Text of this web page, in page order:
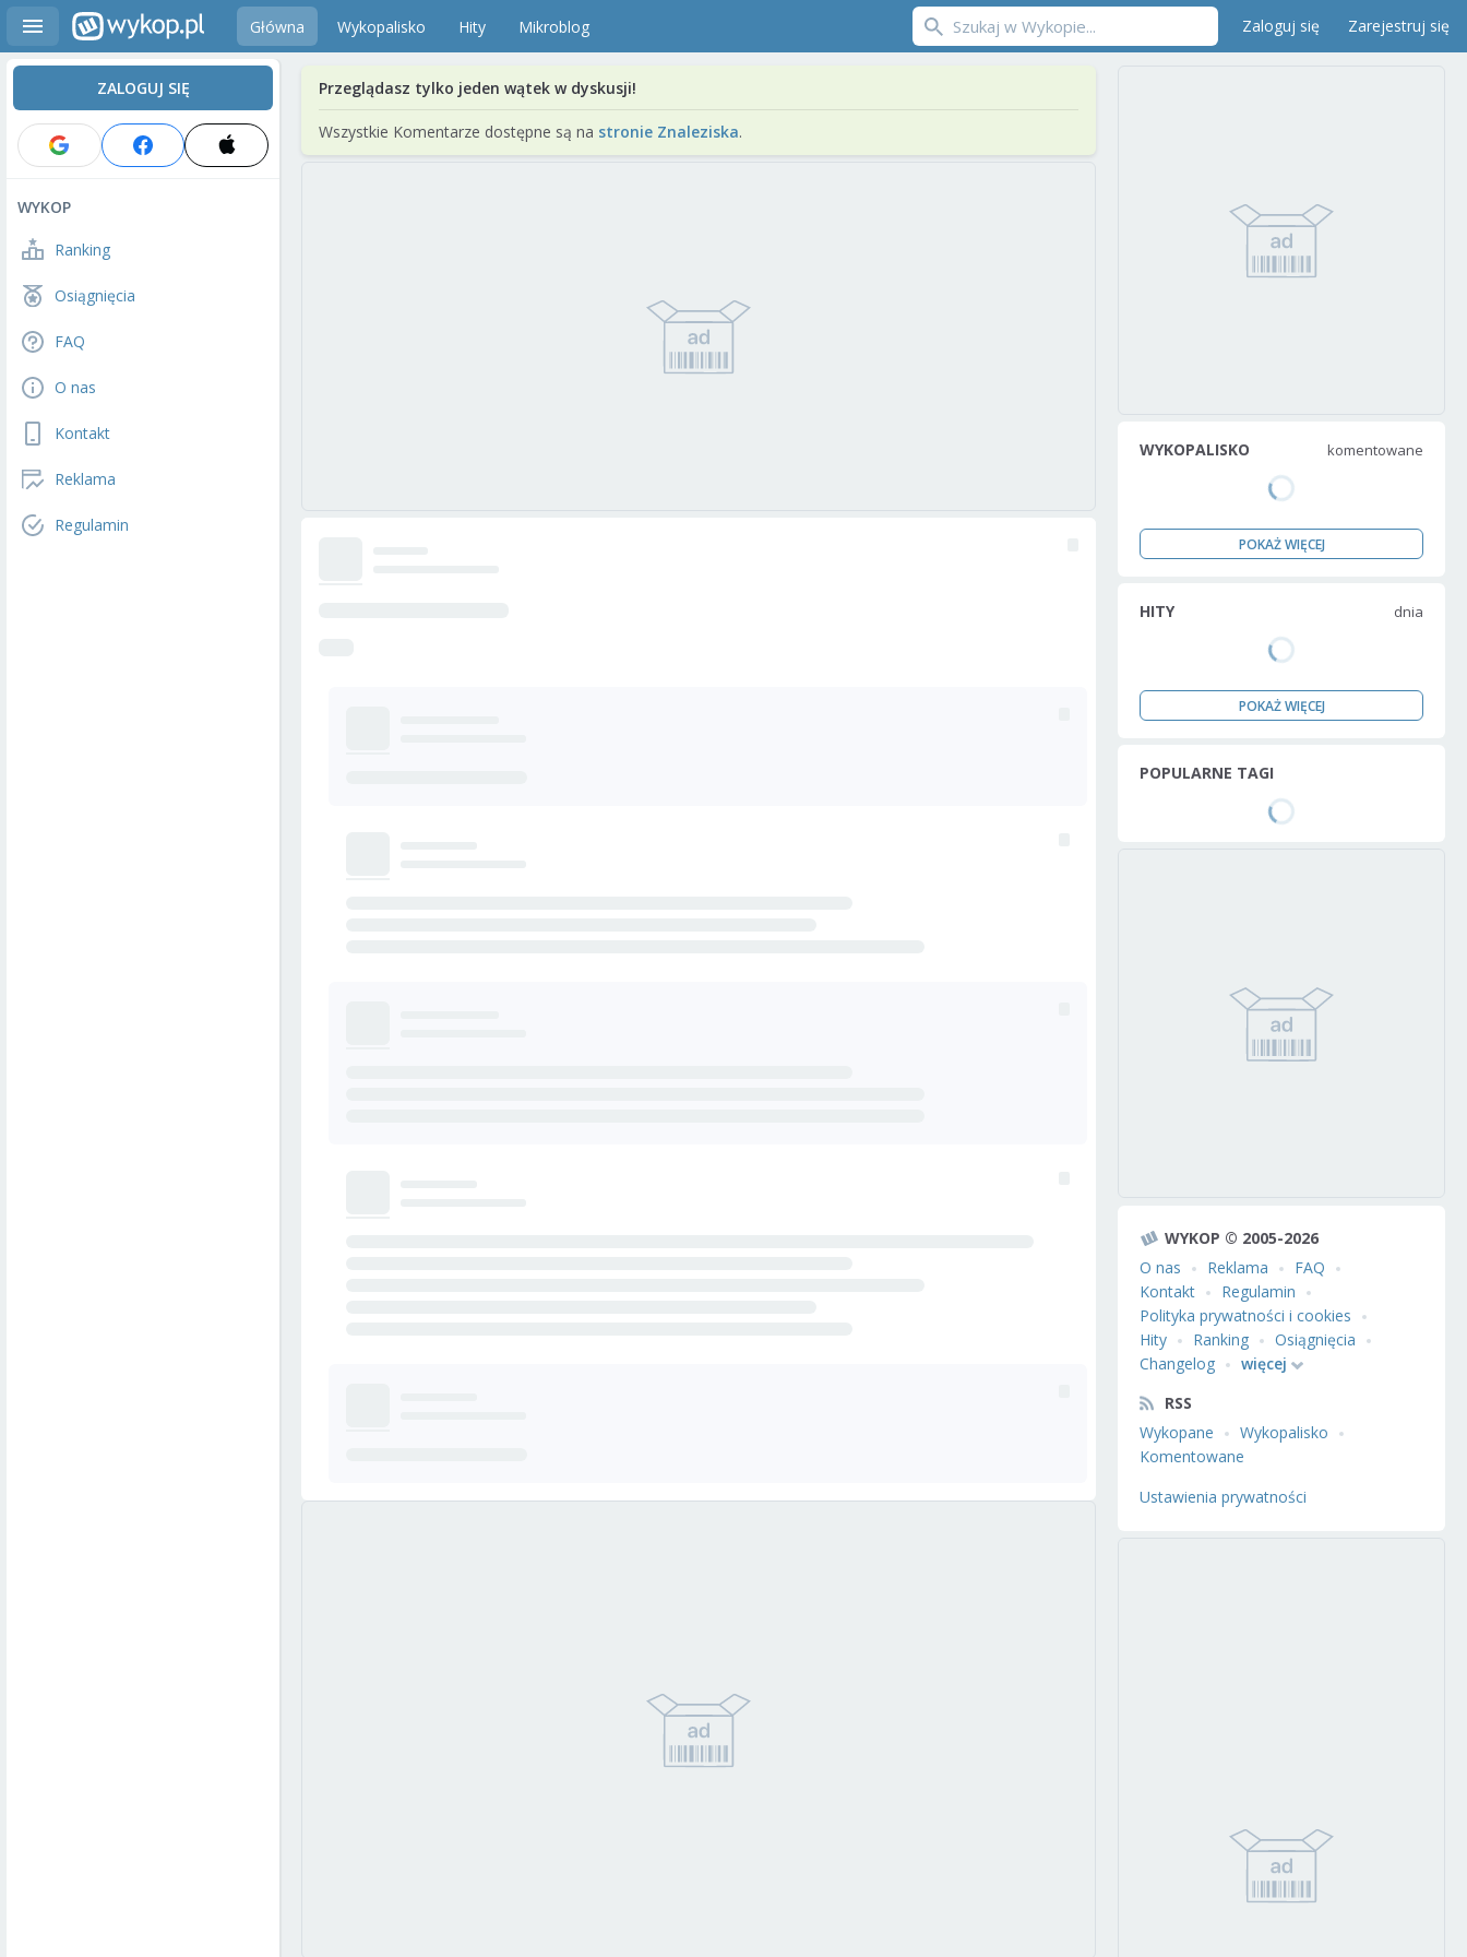
Główna Wykopalisko Hity Mikroblog Zaloguj się Zarejestruj się
ZALOGUJ SIĘ
WYKOP
Ranking
Osiągnięcia
FAQ
O nas
Kontakt
Reklama
Regulamin
Przeglądasz tylko jeden wątek w dyskusji!
Wszystkie Komentarze dostępne są na stronie Znaleziska.
WYKOPALISKO komentowane
POKAŻ WIĘCEJ
HITY dnia
POKAŻ WIĘCEJ
POPULARNE TAGI
WYKOP © 2005-2026
O nas
Reklama
FAQ
Kontakt
Regulamin
Polityka prywatności i cookies
Hity
Ranking
Osiągnięcia
Changelog
więcej
RSS
Wykopane
Wykopalisko
Komentowane
Ustawienia prywatności